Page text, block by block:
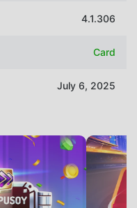
4.1.306
Card
July 6, 2025